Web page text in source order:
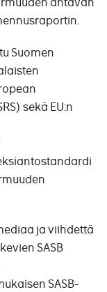
Suomen
sekä EU:n
ja viihdettä
SASB
SASB-